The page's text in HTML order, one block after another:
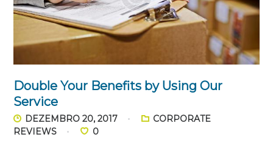
Double Your Benefits by Using Our
Service
DEZEMBRO 20, 2017
CORPORATE
REVIEWS
0